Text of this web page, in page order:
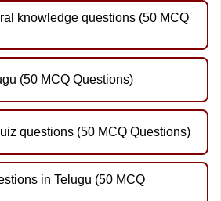
knowledge questions (50 MCQ
(50 MCQ Questions)
questions (50 MCQ Questions)
in Telugu (50 MCQ